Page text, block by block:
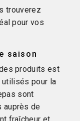
trouverez
pour vos
saison
produits est
utilisés pour la
sont
auprès de
fraîcheur et